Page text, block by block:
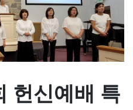
헌신예배 특